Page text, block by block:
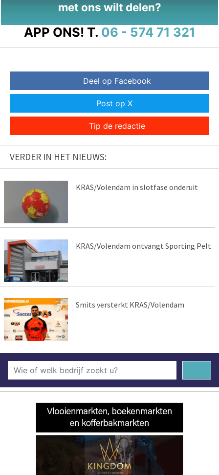
met ons wilt delen?
APP ONS! T. 06 - 574 71 321
Deel op Facebook
Post op X
Tip de redactie
VERDER IN HET NIEUWS:
KRAS/Volendam in slotfase onderuit
KRAS/Volendam ontvangt Sporting Pelt
Smits versterkt KRAS/Volendam